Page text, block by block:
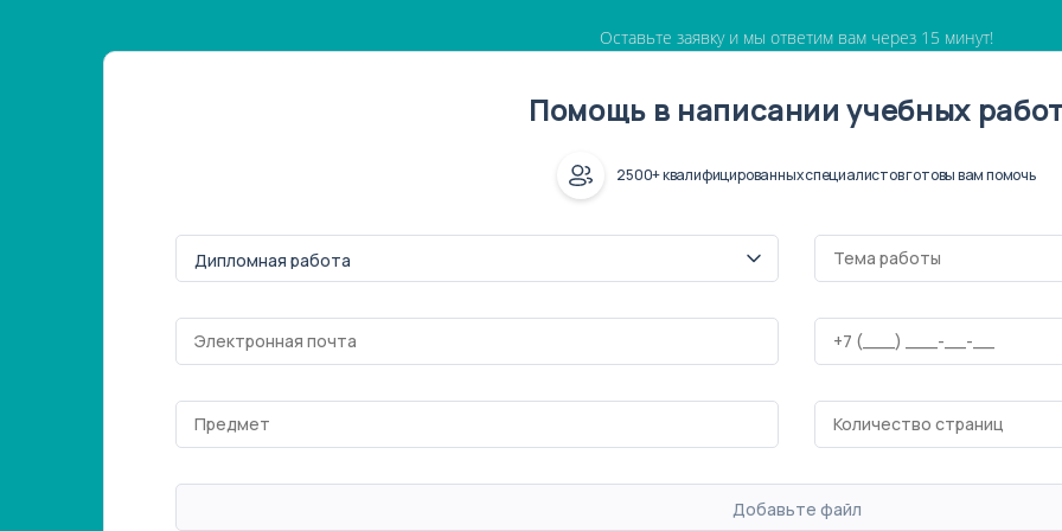
Оставьте заявку и мы ответим вам через 15 минут!
Помощь в написании учебных
2500+ квалифицированных специалистов готовы вам помочь
Добавьте файл